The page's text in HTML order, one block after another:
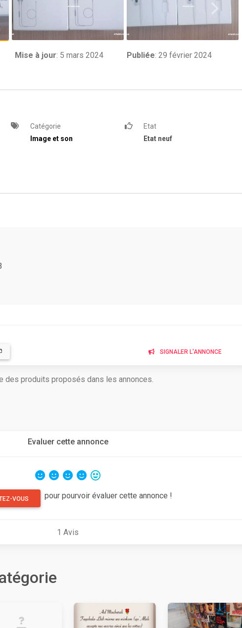
Mise à jour: 5 mars 2024 Publiée: 29 février 2024
Catégorie
Image et son
Etat
Etat neuf
SIGNALER L'ANNONCE
des produits proposés dans les annonces.
Evaluer cette annonce
VOUS pour pourvoir évaluer cette annonce !
1 Avis